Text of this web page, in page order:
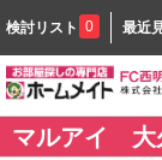
検討リスト 0 最近
マルアイ 大